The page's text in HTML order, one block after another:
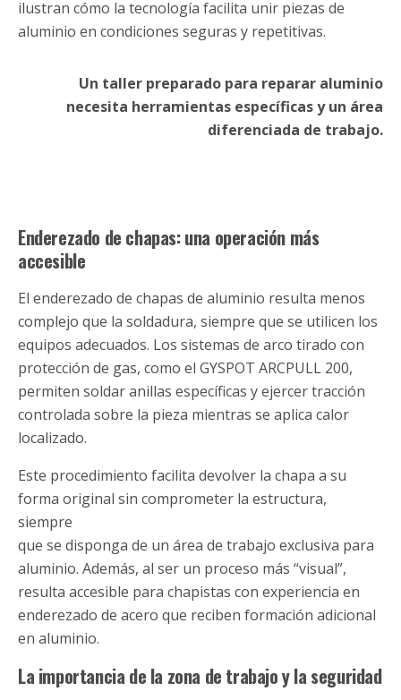
ilustran cómo la tecnología facilita unir piezas de
aluminio en condiciones seguras y repetitivas.
Un taller preparado para reparar aluminio
necesita herramientas específicas y un área
diferenciada de trabajo.
Enderezado de chapas: una operación más
accesible
El enderezado de chapas de aluminio resulta menos
complejo que la soldadura, siempre que se utilicen los
equipos adecuados. Los sistemas de arco tirado con
protección de gas, como el GYSPOT ARCPULL 200,
permiten soldar anillas específicas y ejercer tracción
controlada sobre la pieza mientras se aplica calor
localizado.
Este procedimiento facilita devolver la chapa a su
forma original sin comprometer la estructura,
siempre
que se disponga de un área de trabajo exclusiva para
aluminio. Además, al ser un proceso más “visual”,
resulta accesible para chapistas con experiencia en
enderezado de acero que reciben formación adicional
en aluminio.
La importancia de la zona de trabajo y la seguridad